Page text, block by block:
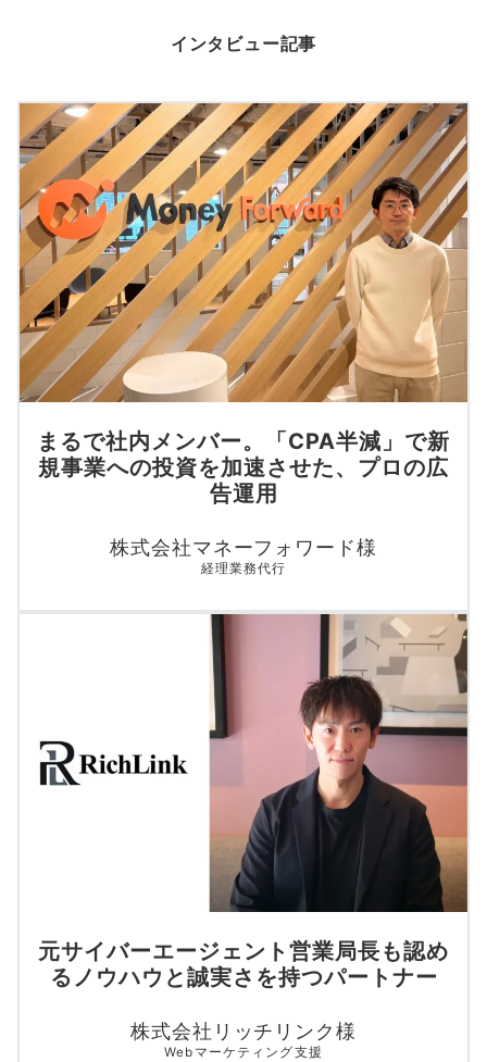
インタビュー記事
まるで社内メンバー。「CPA半減」で新
規事業への投資を加速させた、プロの広
告運用
株式会社マネーフォワード様
経理業務代行
元サイバーエージェント営業局長も認め
るノウハウと誠実さを持つパートナー
株式会社リッチリンク様
Webマーケティング支援